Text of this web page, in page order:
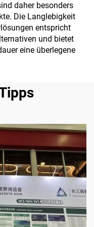
daher besonders
Die Langlebigkeit
entspricht
und bietet
eine überlegene